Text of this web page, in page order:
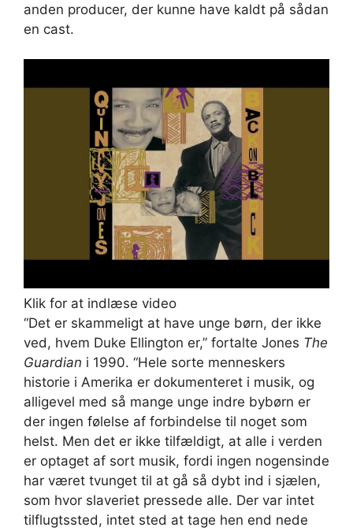
anden producer, der kunne have kaldt på sådan
en cast.
Klik for at indlæse video
“Det er skammeligt at have unge børn, der ikke
ved, hvem Duke Ellington er,” fortalte Jones The
Guardian i 1990. “Hele sorte menneskers
historie i Amerika er dokumenteret i musik, og
alligevel med så mange unge indre bybørn er
der ingen følelse af forbindelse til noget som
helst. Men det er ikke tilfældigt, at alle i verden
er optaget af sort musik, fordi ingen nogensinde
har været tvunget til at gå så dybt ind i sjælen,
som hvor slaveriet pressede alle. Der var intet
tilflugtssted, intet sted at tage hen end nede